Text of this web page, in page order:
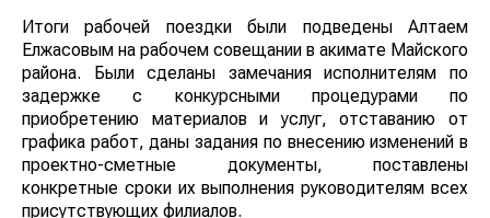
Итоги рабочей поездки были подведены Алтаем
Елжасовым на рабочем совещании в акимате Майского
района. Были сделаны замечания исполнителям по
задержке с конкурсными процедурами по
приобретению материалов и услуг, отставанию от
графика работ, даны задания по внесению изменений в
проектно-сметные документы, поставлены
конкретные сроки их выполнения руководителям всех
присутствующих филиалов.